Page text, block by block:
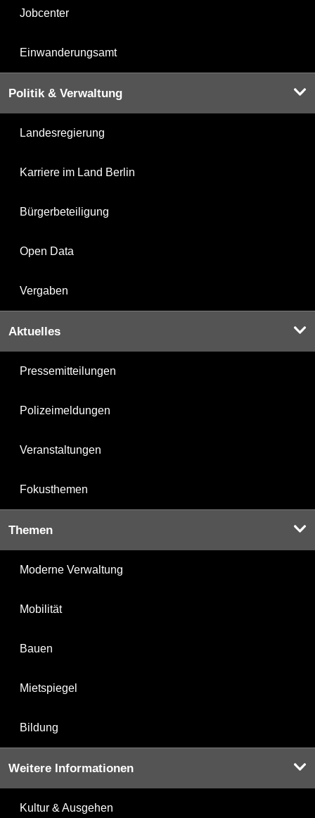
Jobcenter
Einwanderungsamt
Politik & Verwaltung
Landesregierung
Karriere im Land Berlin
Bürgerbeteiligung
Open Data
Vergaben
Aktuelles
Pressemitteilungen
Polizeimeldungen
Veranstaltungen
Fokusthemen
Themen
Moderne Verwaltung
Mobilität
Bauen
Mietspiegel
Bildung
Weitere Informationen
Kultur & Ausgehen